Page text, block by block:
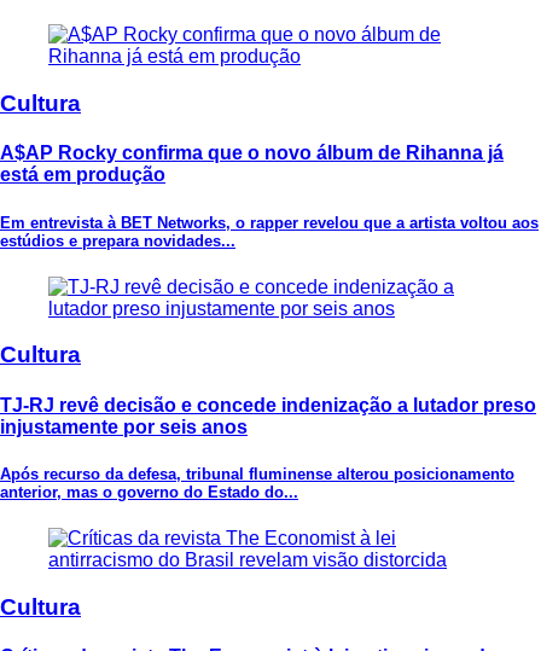
Cultura
A$AP Rocky confirma que o novo álbum de Rihanna já
está em produção
Em entrevista à BET Networks, o rapper revelou que a artista voltou aos
estúdios e prepara novidades...
Cultura
TJ-RJ revê decisão e concede indenização a lutador preso
injustamente por seis anos
Após recurso da defesa, tribunal fluminense alterou posicionamento
anterior, mas o governo do Estado do...
Cultura